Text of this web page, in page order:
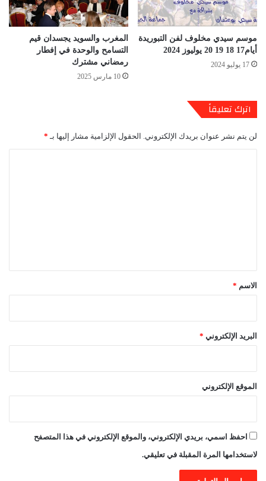
موسم سيدي مخلوف لفن التبوريدة
أيام17 18 19 20 يوليوز 2024
17 يوليو 2024
المغرب والسويد يجسدان قيم
التسامح والوحدة في إفطار
رمضاني مشترك
10 مارس 2025
اترك تعليقاً
لن يتم نشر عنوان بريدك الإلكتروني. الحقول الإلزامية مشار إليها بـ *
*الاسم *
البريد الإلكتروني *
الموقع الإلكتروني
احفظ اسمي، بريدي الإلكتروني، والموقع الإلكتروني في هذا المتصفح
لاستخدامها المرة المقبلة في تعليقي.